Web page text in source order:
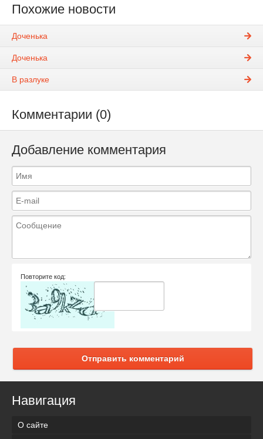
Похожие новости
Доченька
Доченька
В разлуке
Комментарии (0)
Добавление комментария
Повторите код:
Отправить комментарий
Навигация
О сайте